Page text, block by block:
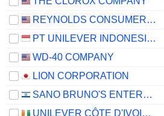
REYNOLDS CONSUMER PRODUCTS INC.
PT UNILEVER INDONESIA TBK
WD-40 COMPANY
LION CORPORATION
SANO BRUNO'S ENTERPRISES LTD
UNILEVER CÔTE D'IVOIRE, S.A.